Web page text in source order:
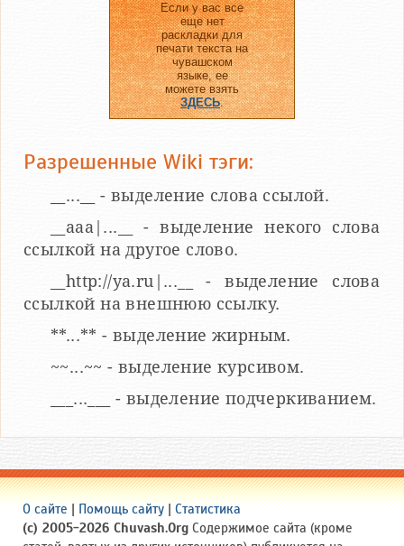
Если у вас все
еще нет
раскладки для
печати текста на
чувашском
языке, ее
можете взять
ЗДЕСЬ.
Разрешенные Wiki тэги:
__...__ - выделение слова ссылой.
__aaa|...__ - выделение некого слова
ссылкой на другое слово.
__http://ya.ru|...__ - выделение слова
ссылкой на внешнюю ссылку.
**...** - выделение жирным.
~~...~~ - выделение курсивом.
___...___ - выделение подчеркиванием.
О сайте | Помощь сайту | Статистика
(c) 2005-2026 Chuvash.Org Содержимое сайта (кроме